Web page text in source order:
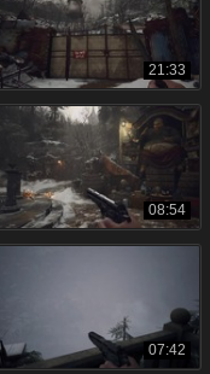
21:33
08:54
07:42